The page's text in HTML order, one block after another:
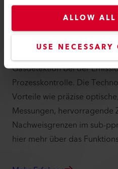
ALLOW
USE
abstimmbaren
Gasdetektion bei der
Prozesskontrolle. Die
Vorteile wie präzise
Messungen, hervorragende
Nachweisgrenzen im sub-
hier mehr über das